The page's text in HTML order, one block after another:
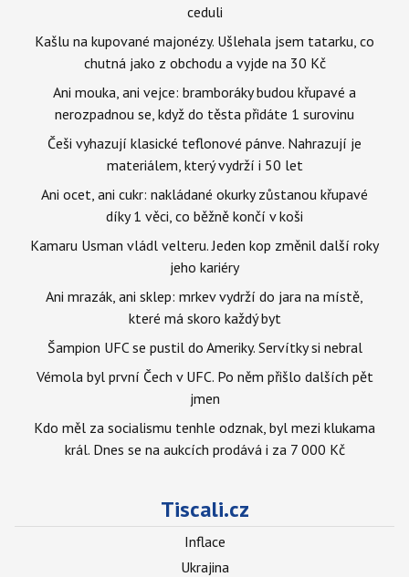
ceduli
Kašlu na kupované majonézy. Ušlehala jsem tatarku, co
chutná jako z obchodu a vyjde na 30 Kč
Ani mouka, ani vejce: bramboráky budou křupavé a
nerozpadnou se, když do těsta přidáte 1 surovinu
Češi vyhazují klasické teflonové pánve. Nahrazují je
materiálem, který vydrží i 50 let
Ani ocet, ani cukr: nakládané okurky zůstanou křupavé
díky 1 věci, co běžně končí v koši
Kamaru Usman vládl velteru. Jeden kop změnil další roky
jeho kariéry
Ani mrazák, ani sklep: mrkev vydrží do jara na místě,
které má skoro každý byt
Šampion UFC se pustil do Ameriky. Servítky si nebral
Vémola byl první Čech v UFC. Po něm přišlo dalších pět
jmen
Kdo měl za socialismu tenhle odznak, byl mezi klukama
král. Dnes se na aukcích prodává i za 7 000 Kč
Tiscali.cz
Inflace
Ukrajina